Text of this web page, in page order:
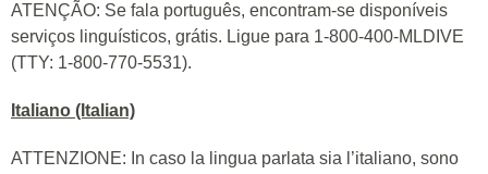
ATENÇÃO: Se fala português, encontram-se disponíveis
serviços linguísticos, grátis. Ligue para 1-800-400-MLDIVE
(TTY: 1-800-770-5531).
Italiano (Italian)
ATTENZIONE: In caso la lingua parlata sia l’italiano, sono